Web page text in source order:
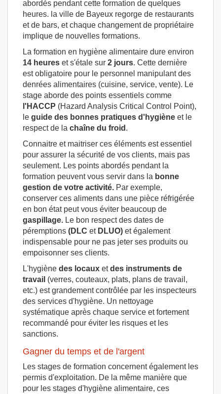
abordés pendant cette formation de quelques
heures. la ville de Bayeux regorge de restaurants
et de bars, et chaque changement de propriétaire
implique de nouvelles formations.
La formation en hygiène alimentaire dure environ
14 heures et s'étale sur 2 jours. Cette dernière
est obligatoire pour le personnel manipulant des
denrées alimentaires (cuisine, service, vente). Le
stage aborde des points essentiels comme
l'HACCP (Hazard Analysis Critical Control Point),
le guide des bonnes pratiques d'hygiène et le
respect de la chaîne du froid .
Connaitre et maitriser ces éléments est essentiel
pour assurer la sécurité de vos clients, mais pas
seulement. Les points abordés pendant la
formation peuvent vous servir dans la bonne
gestion de votre activité. Par exemple,
conserver ces aliments dans une pièce réfrigérée
en bon état peut vous éviter beaucoup de
gaspillage. Le bon respect des dates de
péremptions (DLC et DLUO) et également
indispensable pour ne pas jeter ses produits ou
empoisonner ses clients.
L'hygiène des locaux etdes instruments de
travail (verres, couteaux, plats, plans de travail,
etc.) est grandement contrôlée par les inspecteurs
des services d'hygiène. Un nettoyage
systématique après chaque service et fortement
recommandé pour éviter les risques et les
sanctions.
Gagner du temps et de l'argent
Les stages de formation concernent également les
permis d'exploitation. De la même manière que
pour les stages d'hygiène alimentaire, ces